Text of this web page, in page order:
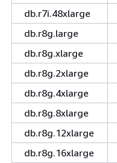
db.r7i.48xlarge
db.r8g.large
db.r8g.xlarge
db.r8g.2xlarge
db.r8g.4xlarge
db.r8g.8xlarge
db.r8g.12xlarge
db.r8g.16xlarge